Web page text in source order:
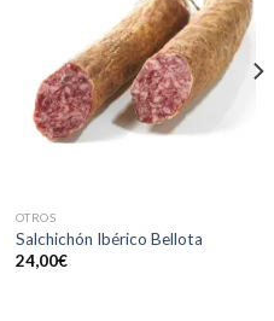
OTROS
Salchichón Ibérico Bellota
24,00€